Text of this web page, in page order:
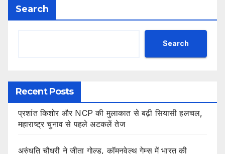
Search
Search
Recent Posts
प्रशांत किशोर और NCP की मुलाकात से बढ़ी सियासी हलचल,
महाराष्ट्र चुनाव से पहले अटकलें तेज
अरुंधति चौधरी ने जीता गोल्ड, कॉमनवेल्थ गेम्स में भारत की